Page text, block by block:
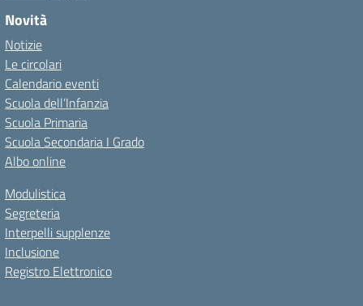
Novità
Notizie
Le circolari
Calendario eventi
Scuola dell’Infanzia
Scuola Primaria
Scuola Secondaria I Grado
Albo online
Modulistica
Segreteria
Interpelli supplenze
Inclusione
Registro Elettronico